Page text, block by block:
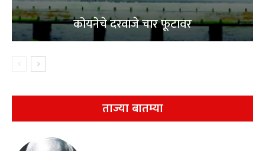
कोयनेचे दरवाजे चार फूटावर
ताज्या बातम्या